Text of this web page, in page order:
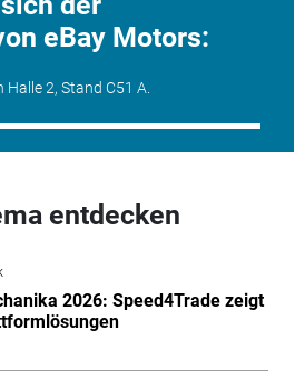
eBay Motors:
2, Stand C51 A.
entdecken
2026: Speed4Trade zeigt